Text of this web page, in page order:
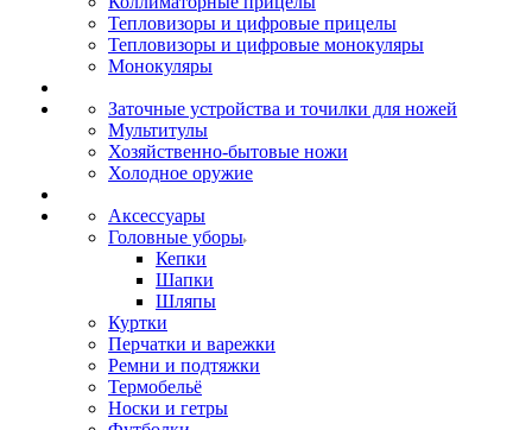
Тепловизоры и цифровые прицелы
Тепловизоры и цифровые монокуляры
Монокуляры
Заточные устройства и точилки для ножей
Мультитулы
Хозяйственно-бытовые ножи
Холодное оружие
Аксессуары
Головные уборы
Кепки
Шапки
Шляпы
Куртки
Перчатки и варежки
Ремни и подтяжки
Термобельё
Носки и гетры